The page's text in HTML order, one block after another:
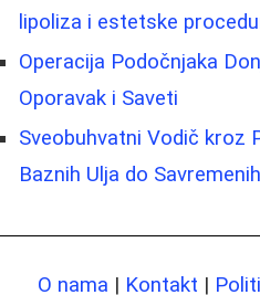
lipoliza i estetske
Operacija Podočnjaka
Oporavak i Saveti
Sveobuhvatni Vodič kroz
Baznih Ulja do
O nama | Kontakt |